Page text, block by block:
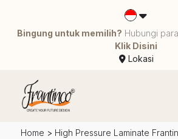
Bingung untuk memilih? Hubungi
Klik Disini
Lokasi
Home > High Pressure Laminate